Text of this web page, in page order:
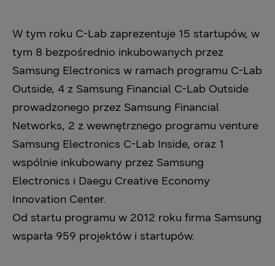
W tym roku C-Lab zaprezentuje 15 startupów, w
tym 8 bezpośrednio inkubowanych przez
Samsung Electronics w ramach programu C-Lab
Outside, 4 z Samsung Financial C-Lab Outside
prowadzonego przez Samsung Financial
Networks, 2 z wewnętrznego programu venture
Samsung Electronics C-Lab Inside, oraz 1
wspólnie inkubowany przez Samsung
Electronics i Daegu Creative Economy
Innovation Center.
Od startu programu w 2012 roku firma Samsung
wsparła 959 projektów i startupów.